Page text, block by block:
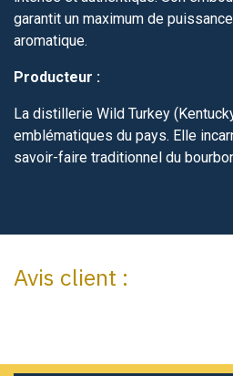
garantit un maximum de
aromatique.
Producteur :
La distillerie Wild Turkey
emblématiques du pays. Elle
savoir-faire traditionnel du
Avis client :